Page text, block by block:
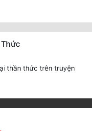
thần thức trên truyện